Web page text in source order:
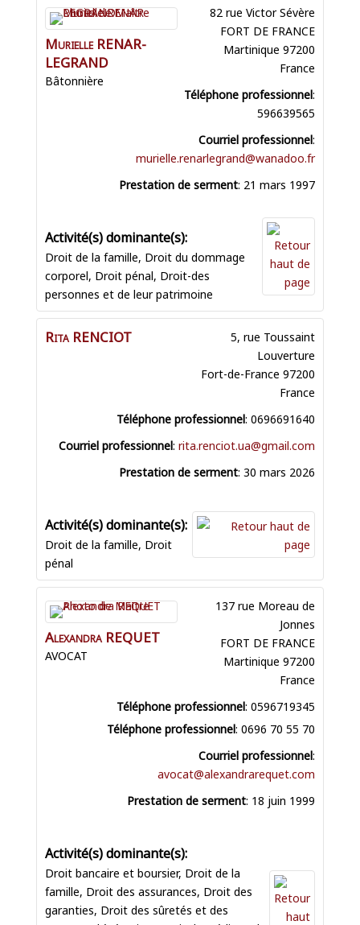
Murielle RENAR-
LEGRAND
Bâtonnière
82 rue Victor Sévère
FORT DE FRANCE
Martinique 97200
France
Téléphone professionnel:
596639565
Courriel professionnel:
murielle.renarlegrand@wanadoo.fr
Prestation de serment: 21 mars 1997
Droit de la famille, Droit du dommage
corporel, Droit pénal, Droit-des
personnes et de leur patrimoine
Rita RENCIOT
5, rue Toussaint
Louverture
Fort-de-France 97200
France
Téléphone professionnel: 0696691640
Courriel professionnel: rita.renciot.ua@gmail.com
Prestation de serment: 30 mars 2026
Droit de la famille, Droit
pénal
Alexandra REQUET
AVOCAT
137 rue Moreau de
Jonnes
FORT DE FRANCE
Martinique 97200
France
Téléphone professionnel: 0596719345
Téléphone professionnel: 0696 70 55 70
Courriel professionnel:
avocat@alexandrarequet.com
Prestation de serment: 18 juin 1999
Droit bancaire et boursier, Droit de la
famille, Droit des assurances, Droit des
garanties, Droit des sûretés et des